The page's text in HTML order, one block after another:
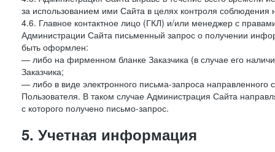
за использованием ими Сайта в целях контроля
4.6. Главное контактное лицо (ГКЛ) и/или менеджер с
Администрации Сайта письменный запрос о получении
быть оформлен:
— либо на фирменном бланке Заказчика (в случае его
Заказчика;
— либо в виде электронного письма-запроса направленного
Пользователя. В таком случае Администрация Сайта
с которого получено письмо-запрос.
5. Учетная информация